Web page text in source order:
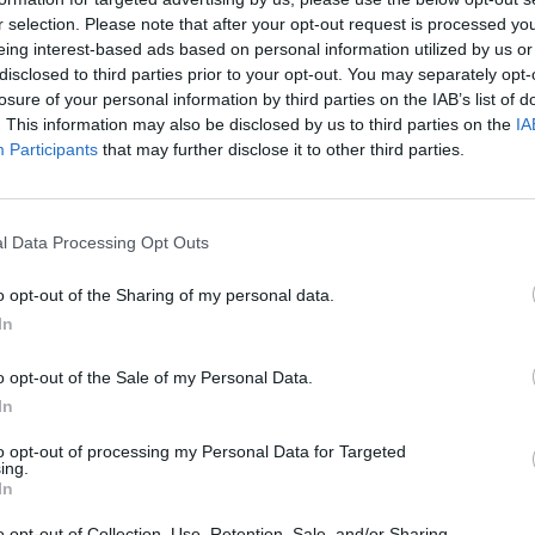
selection. Please note that after your opt-out request is processed
interest-based ads based on personal information utilized by us
to third parties prior to your opt-out. You may separately
of your personal information by third parties on the IAB’s list of
This information may also be disclosed by us to third parties on the
Participants that may further disclose it to other third parties.
Data Processing Opt Outs
opt-out of the Sharing of my personal data.
opt-out of the Sale of my Personal Data.
opt-out of processing my Personal Data for Targeted
νομοσχεδίου
Στην απεργία μετέχουν οι εργαζόμενοι στις
υπηρεσίες καθαριότητας, πρασίνου και
ηλεκτροφωτισμού των δήμων, οι οποίοι
διαμαρτύρονται για διατάξεις του
αναπτυξιακού πολυνομοσχεδίου.
ΚΟΙΝΩΝΙΑ
ΠΟΕ-ΟΤΑ: Αρνητικές οι
Με το εν λόγω άρθρο δίνεται το δικαίωμα στους
καθαριότητας, ηλεκτροφωτισμού και πρασίνου.
09:45